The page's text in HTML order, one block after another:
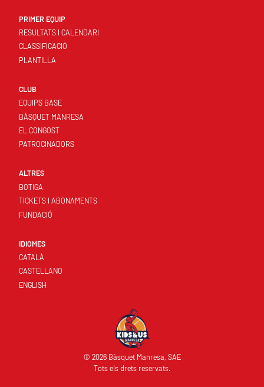
PRIMER EQUIP
RESULTATS I CALENDARI
CLASSIFICACIÓ
PLANTILLA
CLUB
EQUIPS BASE
BÀSQUET MANRESA
EL CONGOST
PATROCINADORS
ALTRES
BOTIGA
TICKETS I ABONAMENTS
FUNDACIÓ
IDIOMES
CATALÀ
CASTELLANO
ENGLISH
© 2026 Bàsquet Manresa, SAE
Tots els drets reservats.